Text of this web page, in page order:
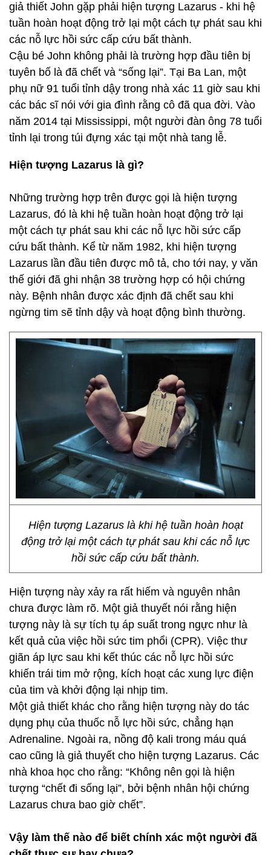
giả thiết John gặp phải hiện tượng Lazarus - khi hệ
tuần hoàn hoạt động trở lại một cách tự phát sau khi
các nỗ lực hồi sức cấp cứu bất thành.
Cậu bé John không phải là trường hợp đầu tiên bị
tuyên bố là đã chết và “sống lại”. Tại Ba Lan, một
phụ nữ 91 tuổi tỉnh dậy trong nhà xác 11 giờ sau khi
các bác sĩ nói với gia đình rằng cô đã qua đời. Vào
năm 2014 tại Mississippi, một người đàn ông 78 tuổi
tỉnh lại trong túi đựng xác tại một nhà tang lễ.
Hiện tượng Lazarus là gì?
Những trường hợp trên được gọi là hiện tượng
Lazarus, đó là khi hệ tuần hoàn hoạt động trở lại
một cách tự phát sau khi các nỗ lực hồi sức cấp
cứu bất thành. Kể từ năm 1982, khi hiện tượng
Lazarus lần đầu tiên được mô tả, cho tới nay, y văn
thế giới đã ghi nhận 38 trường hợp có hội chứng
này. Bệnh nhân được xác định đã chết sau khi
ngừng tim sẽ tỉnh dậy và hoạt động bình thường.
Hiện tượng Lazarus là khi hệ tuần hoàn hoạt
động trở lại một cách tự phát sau khi các nỗ lực
hồi sức cấp cứu bất thành.
Hiện tượng này xảy ra rất hiếm và nguyên nhân
chưa được làm rõ. Một giả thuyết nói rằng hiện
tượng này là sự tích tụ áp suất trong ngực như là
kết quả của việc hồi sức tim phổi (CPR). Việc thư
giãn áp lực sau khi kết thúc các nỗ lực hồi sức
khiến trái tim mở rộng, kích hoạt các xung lực điện
của tim và khởi động lại nhịp tim.
Một giả thiết khác cho rằng hiện tượng này do tác
dụng phụ của thuốc nỗ lực hồi sức, chẳng hạn
Adrenaline. Ngoài ra, nồng độ kali trong máu quá
cao cũng là giả thuyết cho hiện tượng Lazarus. Các
nhà khoa học cho rằng: “Không nên gọi là hiện
tượng “chết đi sống lại”, bởi bệnh nhân hội chứng
Lazarus chưa bao giờ chết”.
Vậy làm thế nào để biết chính xác một người đã